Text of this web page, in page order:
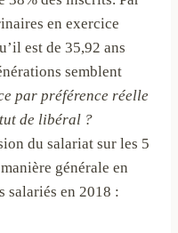
en exercice
est de 35,92 ans
semblent
par préférence réelle
de libéral ?
du salariat sur les 5
générale en
salariés en 2018 :